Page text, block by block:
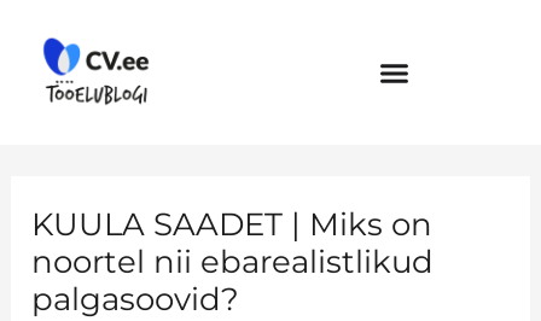
content
KUULA SAADET | Miks on
noortel nii ebarealistlikud
palgasoovid?